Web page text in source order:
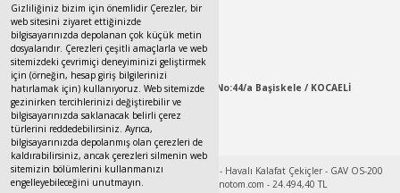
Gizliliğiniz bizim için önemlidir Çerezler, bir
web sitesini ziyaret ettiğinizde
bilgisayarınızda depolanan çok küçük metin
dosyalarıdır. Çerezleri çeşitli amaçlarla ve web
sitemizdeki çevrimiçi deneyiminizi geliştirmek
için (örneğin, hesap giriş bilgilerinizi
hatırlamak için) kullanıyoruz. Web sitemizde
gezinirken tercihlerinizi değiştirebilir ve
bilgisayarınızda saklanacak belirli çerez
türlerini reddedebilirsiniz. Ayrıca,
bilgisayarınızda depolanmış olan çerezleri de
kaldırabilirsiniz, ancak çerezleri silmenin web
sitemizin bölümlerini kullanmanızı
engelleyebileceğini unutmayın.
0532 525 5674
canotom41@gmail.com
Yaylacık Mahallesi Mert İnan Sokak No:44/a Başiskele / KOCAELİ
09:00-18:00 Pazartesi / Cumartesi